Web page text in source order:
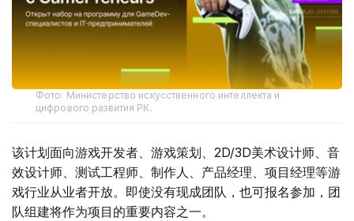
Фото: Министерство искусственного интеллекта и
цифрового развития РК.
该计划面向游戏开发者、游戏策划、2D/3D美术设计师、音
效设计师、测试工程师、制作人、产品经理、项目经理等游
戏行业从业者开放。即使没有现成团队，也可报名参加，团
队组建将作为项目的重要内容之一。